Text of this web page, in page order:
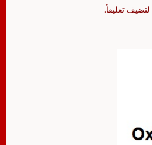
لتضيف تعليقاً.